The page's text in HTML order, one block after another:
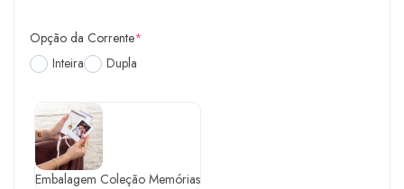
Opção da Corrente*
Inteira
Dupla
Embalagem Coleção Memórias